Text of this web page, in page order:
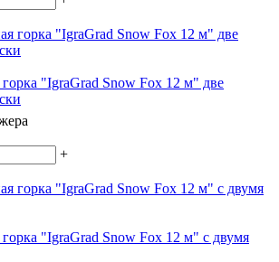
"IgraGrad Snow Fox 12 м" две
+
"IgraGrad Snow Fox 12 м" с двумя